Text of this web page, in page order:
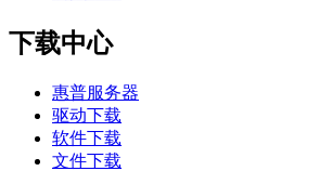
下载中心
惠普服务器
驱动下载
软件下载
文件下载